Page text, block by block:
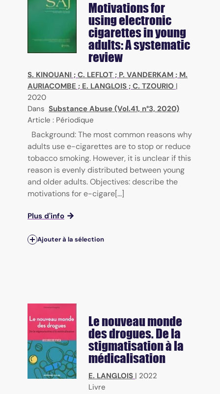
Motivations for
using electronic
cigarettes in young
adults: A systematic
review
S. KINOUANI ; C. LEFLOT ; P. VANDERKAM ; M.
AURIACOMBE ; E. LANGLOIS ; C. TZOURIO |
2020
Dans Substance Abuse (Vol.41, n°3, 2020)
Article : Périodique
Background: The most common reasons why
adults use e-cigarettes are to stop or reduce
tobacco smoking. However, it is unclear if this
reason is evenly distributed between young
and older adults. Objectives: describe the
motivations for e-cigare[...]
Plus d'info
Ajouter à la sélection
Le nouveau monde
des drogues. De la
stigmatisation à la
médicalisation
E. LANGLOIS | 2022
Livre